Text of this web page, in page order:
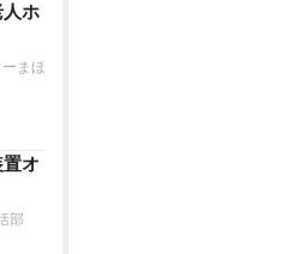
ホ
まほ
オ
部